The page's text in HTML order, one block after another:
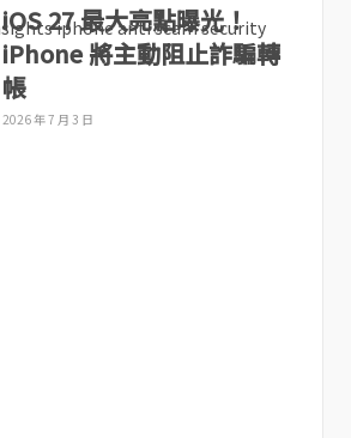
iOS 27 最大亮點曝光！
iPhone 將主動阻止詐騙轉
帳
2026 年 7 月 3 日